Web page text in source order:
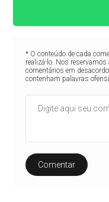
* O conteúdo de cada
realizá-lo. Nos
comentários em
contenham palavras
Comentar